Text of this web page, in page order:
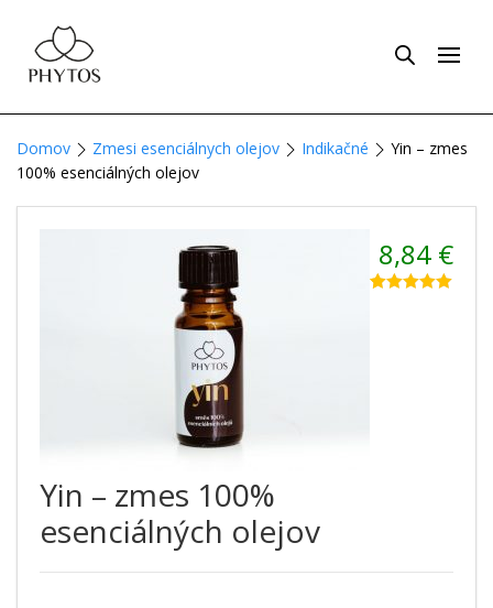
Domov Zmesi esenciálnych olejov Indikačné
Yin – zmes
100% esenciálných olejov
Yin – zmes 100%
esenciálných olejov
8,84 €